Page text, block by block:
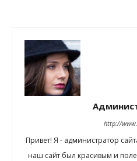
http://
Привет! Я - администратор
наш сайт был красивым и